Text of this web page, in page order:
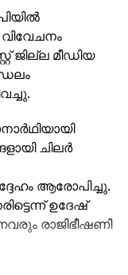
വിവേചനം
ജില്ല മീഡിയ
ചിലര്‍
ആരോപിച്ചു.
ഉദേഷ്
രാജിഭീഷണി